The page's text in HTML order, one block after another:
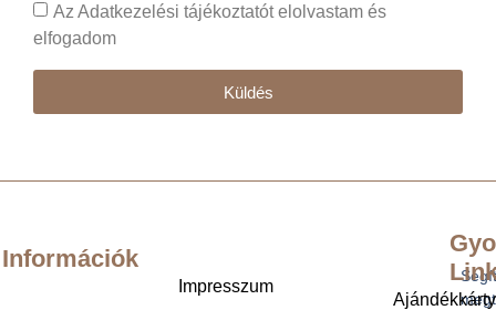
Az Adatkezelési tájékoztatót elolvastam és
elfogadom
Küldés
Információk
Impresszum